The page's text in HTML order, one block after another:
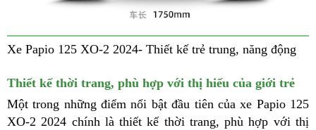
Xe Papio 125 XO-2 2024- Thiết kế trẻ trung, năng động
Thiết kế thời trang, phù hợp với thị hiếu của giới trẻ
Một trong những điểm nổi bật đầu tiên của xe Papio 125
XO-2 2024 chính là thiết kế thời trang, phù hợp với thị